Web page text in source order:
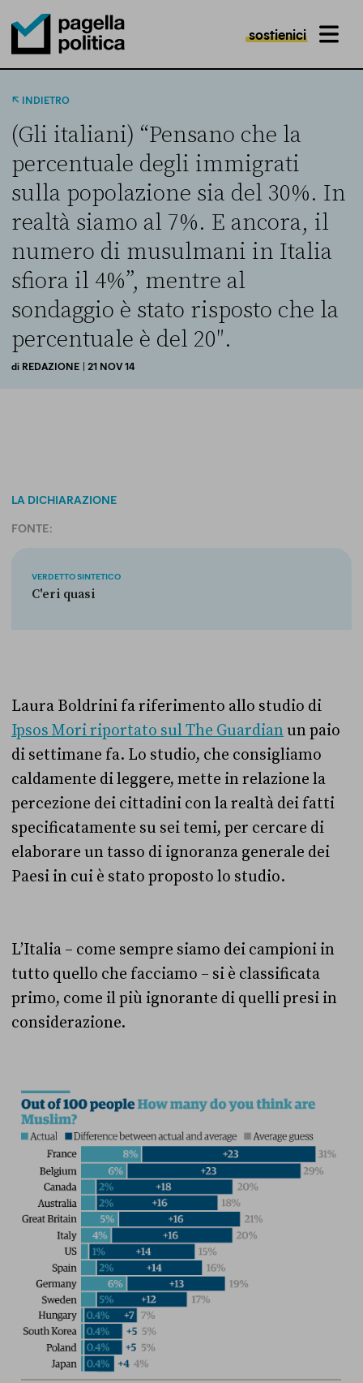
Pagella Politica Logo
sostienici MENU
INDIETRO
(Gli italiani) “Pensano che la
percentuale degli immigrati
sulla popolazione sia del 30%. In
realtà siamo al 7%. E ancora, il
numero di musulmani in Italia
sfiora il 4%”, mentre al
sondaggio è stato risposto che la
percentuale è del 20″.
di REDAZIONE | 21 NOV 14
LA DICHIARAZIONE
FONTE:
VERDETTO SINTETICO
C'eri quasi
Laura Boldrini fa riferimento allo studio di
Ipsos Mori riportato sul The Guardianun paio
di settimane fa. Lo studio, che consigliamo
caldamente di leggere, mette in relazione la
percezione dei cittadini con la realtà dei fatti
specificatamente su sei temi, per cercare di
elaborare un tasso di ignoranza generale dei
Paesi in cui è stato proposto lo studio.
L’Italia – come sempre siamo dei campioni in
tutto quello che facciamo – si è classificata
primo, come il più ignorante di quelli presi in
considerazione.